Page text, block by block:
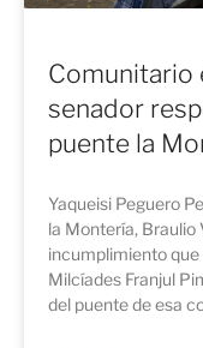
Comunitario
senador
puente la
Yaqueisi Peguero
la Montería, Braulio
incumplimiento que
Milcíades Franjul
del puente de esa